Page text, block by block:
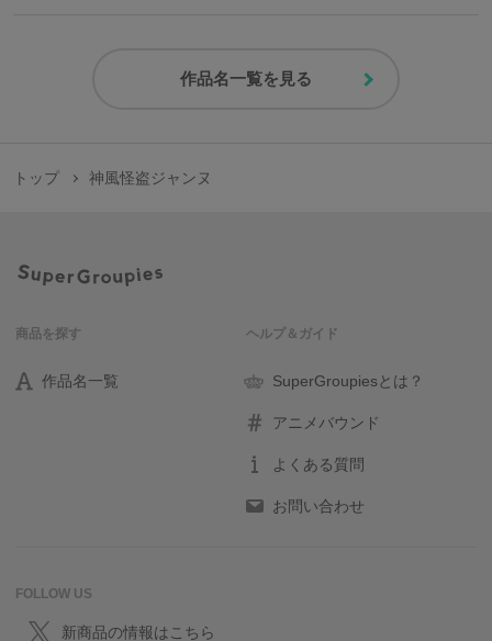
作品名一覧を見る
トップ 神風怪盗ジャンヌ
商品を探す
作品名一覧
ヘルプ＆ガイド
SuperGroupiesとは？
アニメバウンド
よくある質問
お問い合わせ
FOLLOW US
新商品の情報はこちら